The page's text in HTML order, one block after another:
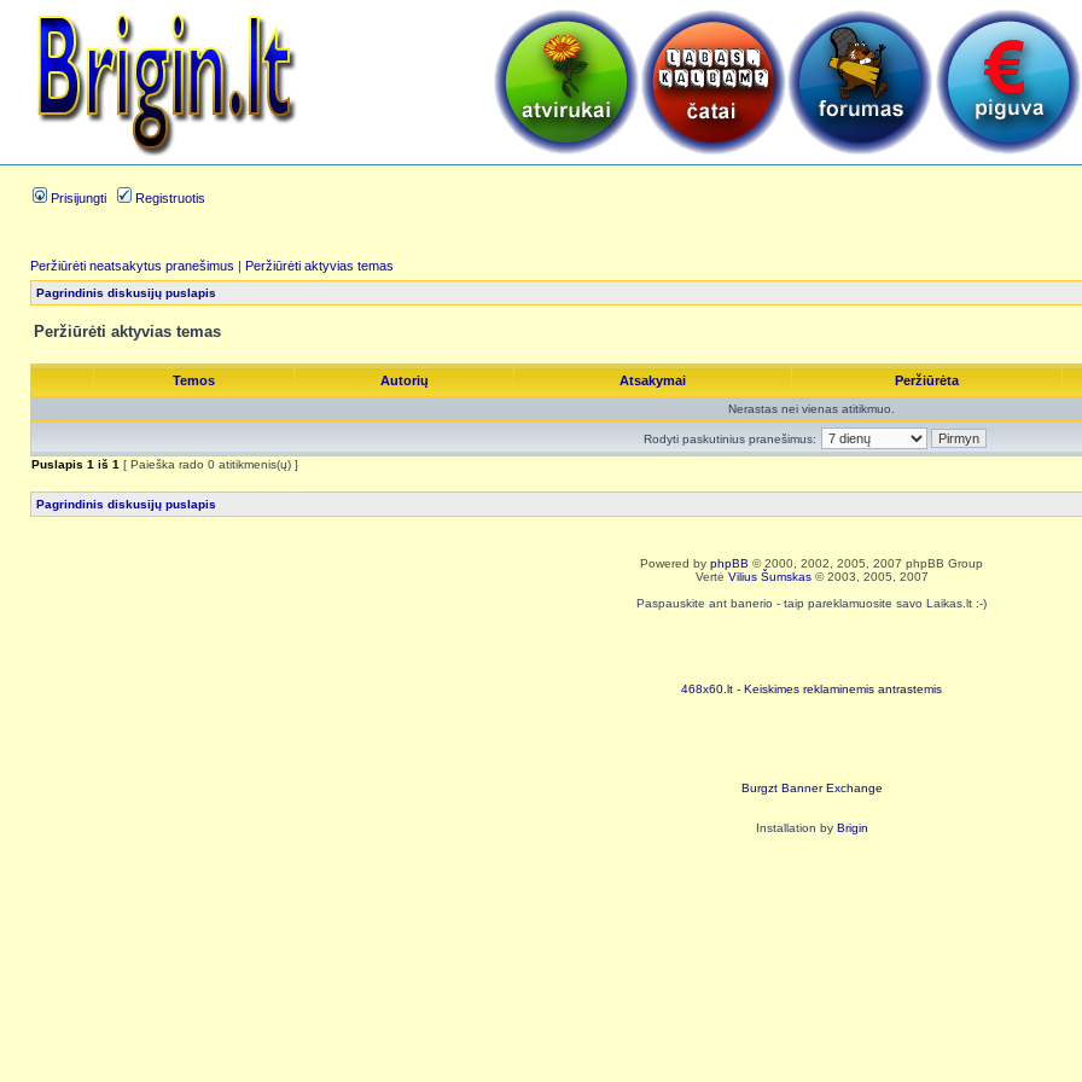
Prisijungti Registruotis
Peržiūrėti neatsakytus pranešimus | Peržiūrėti aktyvias temas
Pagrindinis diskusijų puslapis
Peržiūrėti aktyvias temas
Temos Autorių Atsakymai Peržiūrėta
Nerastas nei vienas atitikmuo.
Rodyti paskutinius pranešimus:
Puslapis 1 iš 1 [ Paieška rado 0 atitikmenis(ų) ]
Pagrindinis diskusijų puslapis
Powered by phpBB © 2000, 2002, 2005, 2007 phpBB Group
Vertė Vilius Šumskas© 2003, 2005, 2007
Paspauskite ant banerio - taip pareklamuosite savo Laikas.lt :-)
468x60.lt - Keiskimes reklaminemis antrastemis
Burgzt Banner Exchange
Installation by Brigin